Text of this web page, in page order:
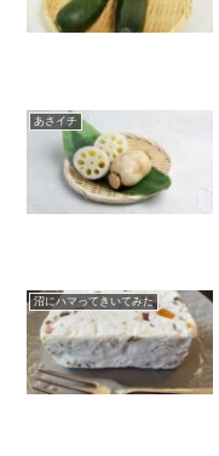
あさイチ
沼にハマってきいてみた